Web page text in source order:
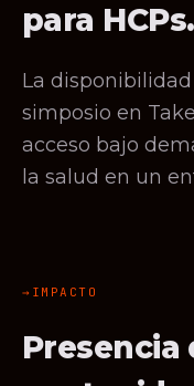
para HCPs.
La
simposio en
acceso bajo
la salud en un
IMPACTO
Presencia